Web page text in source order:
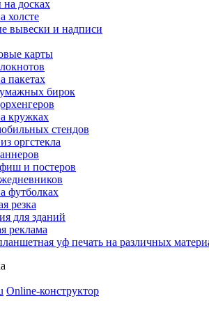
досках
холсте
вывески и надписи
карты
пакетах
бирок
кружках
стендов
оргстекла
и постеров
футболках
резка
для зданий
реклама
уф печать на различных
Online-конструктор